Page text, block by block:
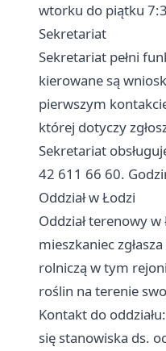
wtorku do piątku
Sekretariat
Sekretariat pełni
kierowane są
pierwszym
której dotyczy
Sekretariat
42 611 66 60.
Oddział w Łodzi
Oddział terenowy
mieszkaniec
rolniczą w tym
roślin na terenie
Kontakt do
się stanowiska ds.